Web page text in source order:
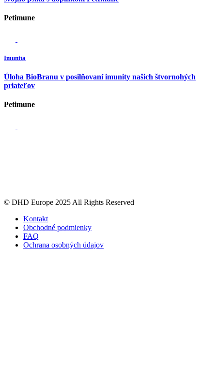
Petimune
Imunita
Úloha BioBranu v posilňovaní imunity našich štvornohých
priateľov
Petimune
© DHD Europe 2025 All Rights Reserved
Kontakt
Obchodné podmienky
FAQ
Ochrana osobných údajov